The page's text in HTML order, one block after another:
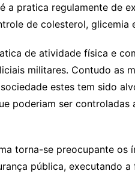
a pratica regulamente de
de colesterol, glicemia
de atividade física e
militares. Contudo as
estes tem sido
poderiam ser
torna-se preocupante os
pública, executando